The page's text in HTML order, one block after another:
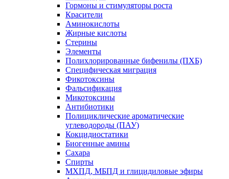
Гормоны и стимуляторы роста
Красители
Аминокислоты
Жирные кислоты
Стерины
Элементы
Полихлорированные бифенилы (ПХБ)
Специфическая миграция
Фикотоксины
Фальсификация
Микотоксины
Антибиотики
Полициклические ароматические
углеводороды (ПАУ)
Кокцидиостатики
Биогенные амины
Сахара
Спирты
МХПД, МБПД и глицидиловые эфиры